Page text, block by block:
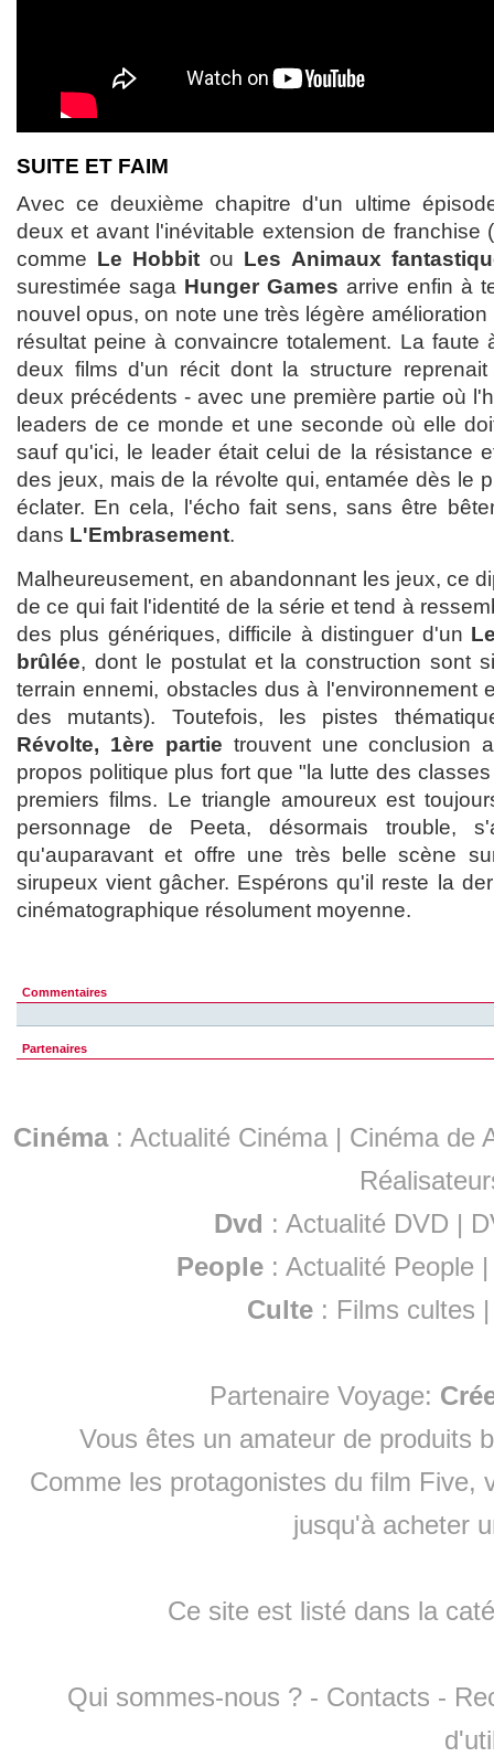
SUITE ET FAIM
Avec ce deuxième chapitre d'un ultime
deux et avant l'inévitable extension de franchise
comme Le Hobbit ou Les Animaux
surestimée saga Hunger Games arrive enfin à
nouvel opus, on note une très légère
résultat peine à convaincre totalement. La faute
deux films d'un récit dont la structure
deux précédents - avec une première partie où
leaders de ce monde et une seconde où elle
sauf qu'ici, le leader était celui de la résistance
des jeux, mais de la révolte qui, entamée dès le
éclater. En cela, l'écho fait sens, sans être
dans L'Embrasement.
Malheureusement, en abandonnant les jeux, ce
de ce qui fait l'identité de la série et tend à
des plus génériques, difficile à distinguer d'un
brûlée, dont le postulat et la construction sont
terrain ennemi, obstacles dus à l'environnement
des mutants). Toutefois, les pistes
Révolte, 1ère partie trouvent une conclusion
propos politique plus fort que "la lutte des
premiers films. Le triangle amoureux est
personnage de Peeta, désormais trouble,
qu'auparavant et offre une très belle scène
sirupeux vient gâcher. Espérons qu'il reste la
cinématographique résolument moyenne.
Commentaires
Partenaires
Cinéma: Actualité Cinéma | Cinéma de
Dvd : Actualité DVD |
People :Actualité People
Culte : Films cultes
Partenaire Voyage:
Vous êtes un amateur de produits
Comme les protagonistes du film Five,
jusqu'à acheter
Ce site est listé dans la
Qui sommes-nous ? - Contacts -